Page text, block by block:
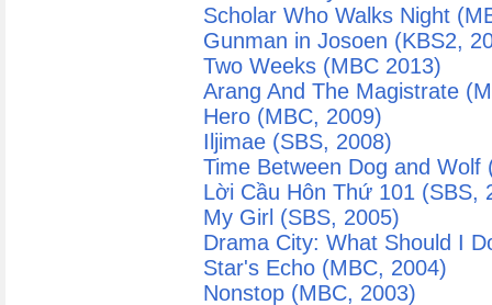
Scholar Who Walks Night
Gunman in Josoen (KBS2,
Two Weeks (MBC 2013)
Arang And The Magistrate
Hero (MBC, 2009)
Iljimae (SBS, 2008)
Time Between Dog and Wolf
Lời Cầu Hôn Thứ 101 (SBS,
My Girl (SBS, 2005)
Drama City: What Should I
Star's Echo (MBC, 2004)
Nonstop (MBC, 2003)